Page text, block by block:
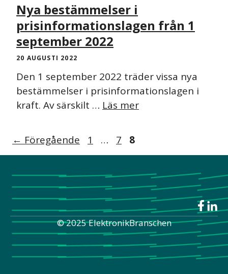
Nya bestämmelser i
prisinformationslagen från 1
september 2022
20 AUGUSTI 2022
Den 1 september 2022 träder vissa nya
bestämmelser i prisinformationslagen i
kraft. Av särskilt … Läs mer
← Föregående 1 … 7 8
© 2025 ElektronikBranschen